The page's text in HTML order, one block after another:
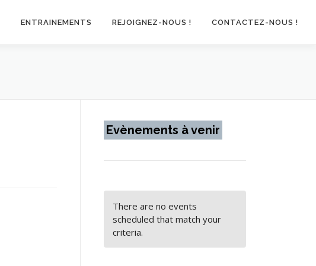
ENTRAINEMENTS REJOIGNEZ-NOUS ! CONTACTEZ-NOUS !
Evènements à venir
There are no events
scheduled that match your
criteria.